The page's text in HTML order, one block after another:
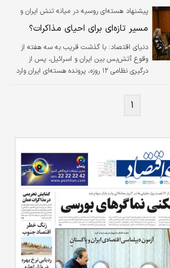
پیشنهاد هسته‌ای روسیه در میانه تنش ایران و
مسیر تازه‌ای برای احیای مذاکرات؟
دنیای اقتصاد: با گذشت قریب به سه هفته از
وقوع آتش‌بس بین ایران و اسرائیل، پس از
درگیری نظامی ۱۲ روزه، پرونده هسته‌ای ایران وارد
غنی‌سازی اورانیوم در ایران و ادامه همکاری با
آژانس بین‌المللی انرژی اتمی را در هاله‌ای از ابهام
قرار داده و بار دیگر جبهه‌های دیپلماتیک شرق و
۱